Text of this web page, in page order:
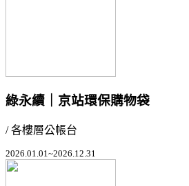
綠永續｜京站環保購物袋
/ 各樓層公帳台
2026.01.01~2026.12.31